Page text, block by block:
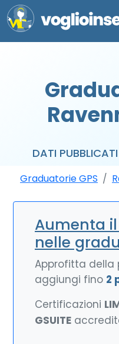
DATI
Graduatorie GPS
Aumenta
nelle
Approfitta della
aggiungi fino 2
Certificazioni
GSUITE